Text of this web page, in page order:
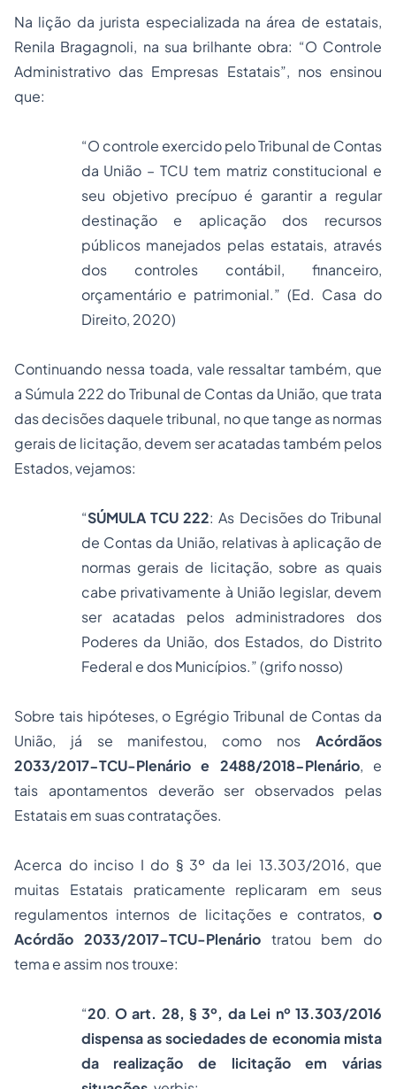
Na lição da jurista especializada na área de estatais,
Renila Bragagnoli, na sua brilhante obra: “O Controle
Administrativo das Empresas Estatais”, nos ensinou
que:
“O controle exercido pelo Tribunal de Contas
da União – TCU tem matriz constitucional e
seu objetivo precípuo é garantir a regular
destinação e aplicação dos recursos
públicos manejados pelas estatais, através
dos controles contábil, financeiro,
orçamentário e patrimonial.” (Ed. Casa do
Direito, 2020)
Continuando nessa toada, vale ressaltar também, que
a Súmula 222 do Tribunal de Contas da União, que trata
das decisões daquele tribunal, no que tange as normas
gerais de licitação, devem ser acatadas também pelos
Estados, vejamos:
“SÚMULA TCU 222: As Decisões do Tribunal
de Contas da União, relativas à aplicação de
normas gerais de licitação, sobre as quais
cabe privativamente à União legislar, devem
ser acatadas pelos administradores dos
Poderes da União, dos Estados, do Distrito
Federal e dos Municípios.” (grifo nosso)
Sobre tais hipóteses, o Egrégio Tribunal de Contas da
União, já se manifestou, como nos Acórdãos
2033/2017-TCU-Plenário e 2488/2018-Plenário, e
tais apontamentos deverão ser observados pelas
Estatais em suas contratações.
Acerca do inciso I do § 3º da lei 13.303/2016, que
muitas Estatais praticamente replicaram em seus
regulamentos internos de licitações e contratos, o
Acórdão 2033/2017-TCU-Plenáriotratou bem do
tema e assim nos trouxe:
“20. O art. 28, § 3º, da Lei nº 13.303/2016
dispensa as sociedades de economia mista
da realização de licitação em várias